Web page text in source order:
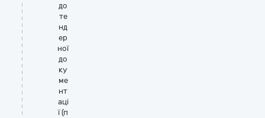
до
те
нд
ер
ної
до
ку
ме
нт
аці
ї (п